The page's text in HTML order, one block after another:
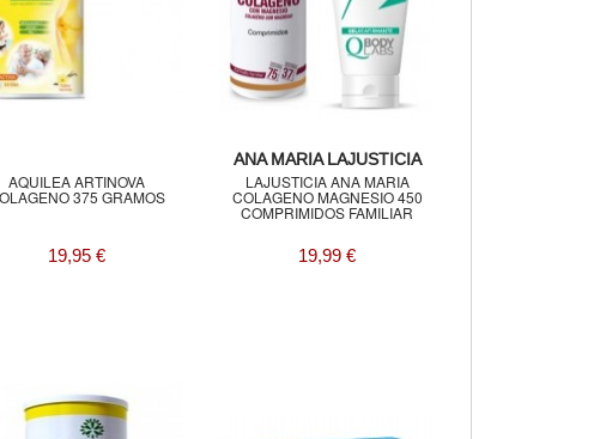
AQUILEA ARTINOVA
375 GRAMOS
19,95 €
ANA MARIA LAJUSTICIA
LAJUSTICIA ANA MARIA
COLAGENO MAGNESIO 450
COMPRIMIDOS FAMILIAR
19,99 €